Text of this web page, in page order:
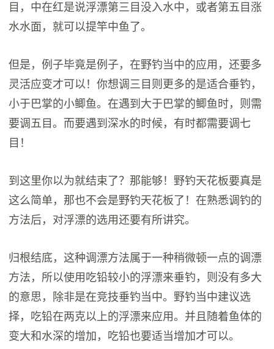
目，中在红是说浮漂第三目没入水中，或者第五目涨
水水面，就可以提竿中鱼了。
但是，例子毕竟是例子，在野钓当中的应用，还要多
灵活应变才可以！你想调三目则更多的是适合垂钓，
小于巴掌的小鲫鱼。在遇到大于巴掌的鲫鱼时，则需
要调五目。而要遇到深水的时候，有时都需要调七
目！
到这里你以为就结束了？那能够！野钓天花板要真是
这么简单，那也不会是野钓天花板了！在熟悉调钓的
方法后，对浮漂的选用还要有所讲究。
归根结底，这种调漂方法属于一种稍微顿一点的调漂
方法，所以使用吃铅较小的浮漂来垂钓，则没有多大
的意思，除非是在竞技垂钓当中。野钓当中建议选
择，吃铅在两克以上的浮漂来应用。并且随着鱼体的
变大和水深的增加，吃铅也要适当增加才可以。